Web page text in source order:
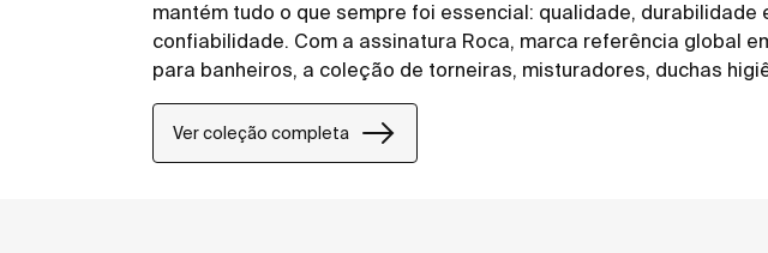
mantém tudo o que sempre foi essencial: qualidade, durabilidade
confiabilidade. Com a assinatura Roca, marca referência global
para banheiros, a coleção de torneiras, misturadores, duchas
acabamentos de registro ganha ainda mais força, conectada a um
completo e a um padrão internacional de inovação e design. Com
clean e delicado, os metais Flow, da Roca, trazem leveza e
Ver coleção completa